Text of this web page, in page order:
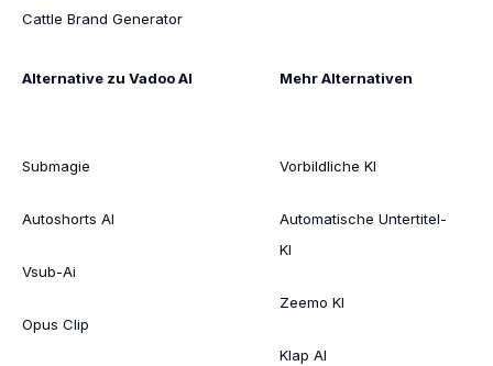
Cattle Brand Generator
Alternative zu Vadoo AI
Submagie
Autoshorts AI
Vsub-Ai
Opus Clip
Mehr Alternativen
Vorbildliche KI
Automatische Untertitel-
KI
Zeemo KI
Klap AI